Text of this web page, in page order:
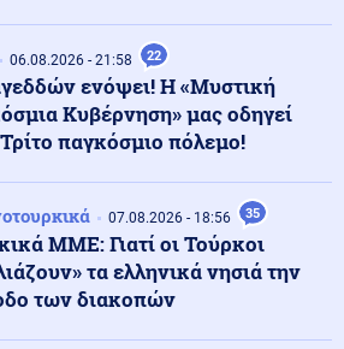
08.08.2026 - 19:38
Πάρο: 4χρονος βρέθηκε νεκρός σε
λόγος που οι Τούρκοι τουρίστες
νησιά αντί για την χώρα τους
08.08.2026 - 19:30
και Ρεάλ Μαδρίτης
06.08.2026 - 21:58 22
ενόψει! Η «Μυστική
Κυβέρνηση» μας οδηγεί
παγκόσμιο πόλεμο!
07.08.2026 - 18:56 35
ΜΜΕ: Γιατί οι Τούρκοι
τα ελληνικά νησιά την
των διακοπών